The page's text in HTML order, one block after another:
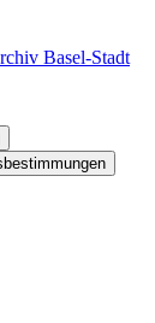
Basel-Stadt